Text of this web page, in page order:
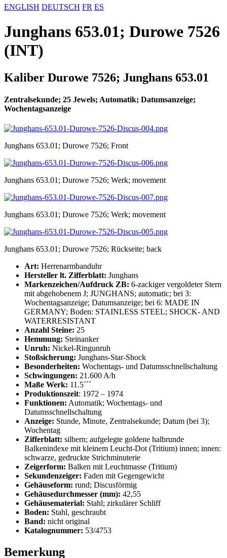
ENGLISH DEUTSCH FR ES
Junghans 653.01; Durowe 7526
(INT)
Kaliber Durowe 7526; Junghans 653.01
Zentralsekunde; 25 Jewels; Automatik; Datumsanzeige;
Wochentagsanzeige
Junghans 653.01; Durowe 7526; Front
Junghans 653.01; Durowe 7526; Werk; movement
Junghans 653.01; Durowe 7526; Werk; movement
Junghans 653.01; Durowe 7526; Rückseite; back
Art: Herrenarmbanduhr
Hersteller lt. Zifferblatt: Junghans
Markenzeichen/Aufdruck ZB: 6-zackiger vergoldeter Stern
mit abgehobenem J; JUNGHANS; automatic; bei 3:
Wochentagsanzeige; Datumsanzeige; bei 6: MADE IN
GERMANY; Boden: STAINLESS STEEL; SHOCK- AND
WATERRESISTANT
Anzahl Steine: 25
Hemmung: Steinanker
Unruh: Nickel-Ringunruh
Stoßsicherung: Junghans-Star-Shock
Besonderheiten: Wochentags- und Datumsschnellschaltung
Schwingungen: 21.600 A/h
Maße Werk: 11.5´´´
Produktionszeit: 1972 – 1974
Funktionen: Automatik; Wochentags- und
Datumsschnellschaltung
Anzeige: Stunde, Minute, Zentralsekunde; Datum (bei 3);
Wochentag
Zifferblatt: silbern; aufgelegte goldene halbrunde
Balkenindexe mit kleinem Leucht-Dot (Tritium) innen; innen:
schwarze, gedruckte Strichminuterie
Zeigerform: Balken mit Leuchtmasse (Tritium)
Sekundenzeiger: Faden mit Gegengewicht
Gehäuseform: rund; Discusförmig
Gehäusedurchmesser (mm): 42,55
Gehäusematerial: Stahl; zirkulärer Schliff
Boden: Stahl, geschraubt
Band: nicht original
Katalognummer: 53/4753
Bemerkung